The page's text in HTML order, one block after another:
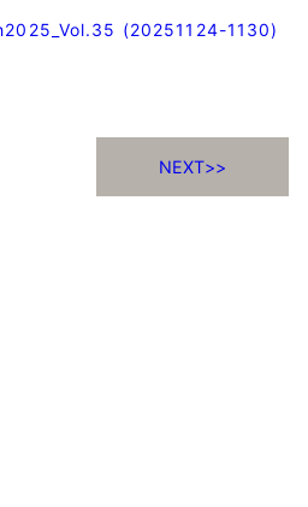
(20251124-1130)
NEXT